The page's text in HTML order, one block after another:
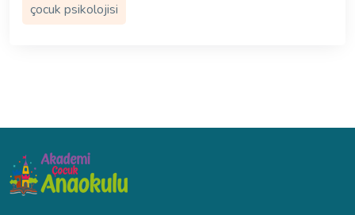
çocuk psikolojisi